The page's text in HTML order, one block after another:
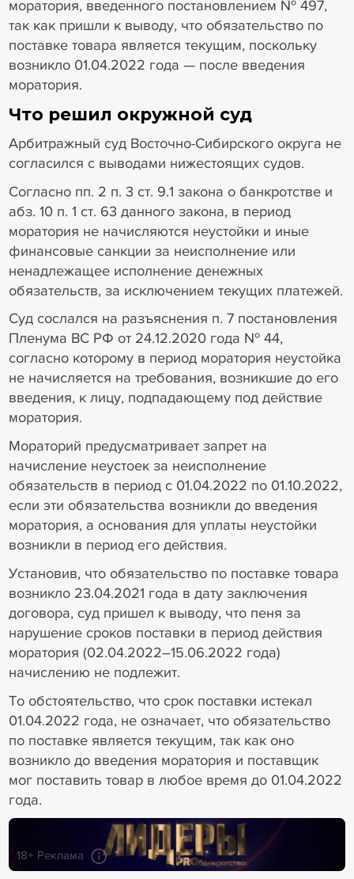
моратория, введенного постановлением № 497,
так как пришли к выводу, что обязательство по
поставке товара является текущим, поскольку
возникло 01.04.2022 года — после введения
моратория.
Что решил окружной суд
Арбитражный суд Восточно-Сибирского округа не
согласился с выводами нижестоящих судов.
Согласно пп. 2 п. 3 ст. 9.1 закона о банкротстве и
абз. 10 п. 1 ст. 63 данного закона, в период
моратория не начисляются неустойки и иные
финансовые санкции за неисполнение или
ненадлежащее исполнение денежных
обязательств, за исключением текущих платежей.
Суд сослался на разъяснения п. 7 постановления
Пленума ВС РФ от 24.12.2020 года № 44,
согласно которому в период моратория неустойка
не начисляется на требования, возникшие до его
введения, к лицу, подпадающему под действие
моратория.
Мораторий предусматривает запрет на
начисление неустоек за неисполнение
обязательств в период с 01.04.2022 по 01.10.2022,
если эти обязательства возникли до введения
моратория, а основания для уплаты неустойки
возникли в период его действия.
Установив, что обязательство по поставке товара
возникло 23.04.2021 года в дату заключения
договора, суд пришел к выводу, что пеня за
нарушение сроков поставки в период действия
моратория (02.04.2022–15.06.2022 года)
начислению не подлежит.
То обстоятельство, что срок поставки истекал
01.04.2022 года, не означает, что обязательство
по поставке является текущим, так как оно
возникло до введения моратория и поставщик
мог поставить товар в любое время до 01.04.2022
года.
18+ Реклама